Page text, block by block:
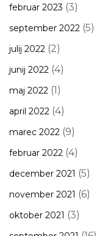
februar 2023 (3)
september 2022 (5)
julij 2022 (2)
junij 2022 (4)
maj 2022 (1)
april 2022 (4)
marec 2022 (9)
februar 2022 (4)
december 2021 (5)
november 2021 (6)
oktober 2021 (3)